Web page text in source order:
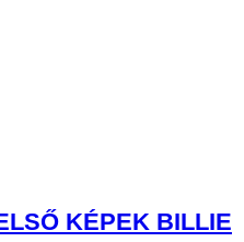
KÉPEK BILLIE